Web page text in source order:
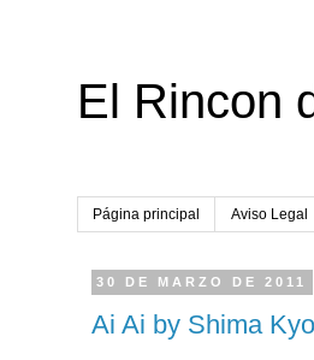
El Rincon
Página principal Aviso Legal
30 DE MARZO DE 2011
Ai Ai by Shima